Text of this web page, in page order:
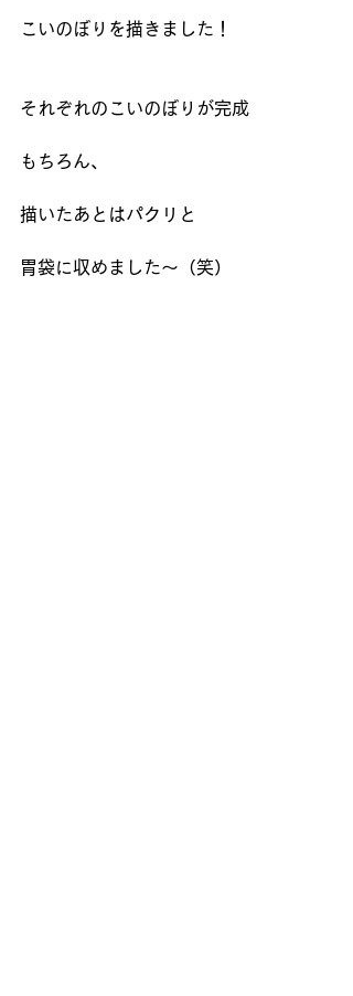
こいのぼりを描きました！
それぞれのこいのぼりが完成
もちろん、
描いたあとはパクリと
胃袋に収めました～（笑）